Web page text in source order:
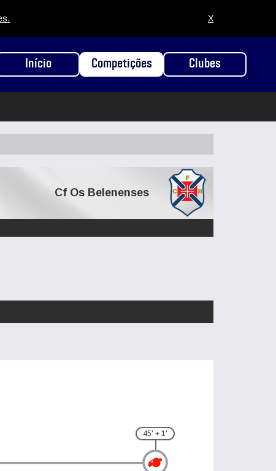
X
Início Competições Clubes
Cf Os Belenenses
45' + 1'